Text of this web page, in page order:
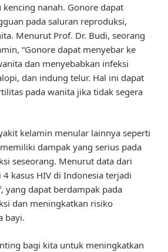
nanah. Gonore dapat
pada saluran reproduksi,
Menurut Prof. Dr. Budi, seorang
“Gonore dapat menyebar ke
dan menyebabkan infeksi
dan indung telur. Hal ini dapat
pada wanita jika tidak segera
kelamin menular lainnya seperti
dampak yang serius pada
seseorang. Menurut data dari
4 kasus HIV di Indonesia terjadi
yang dapat berdampak pada
dan meningkatkan risiko
bayi.
bagi kita untuk meningkatkan